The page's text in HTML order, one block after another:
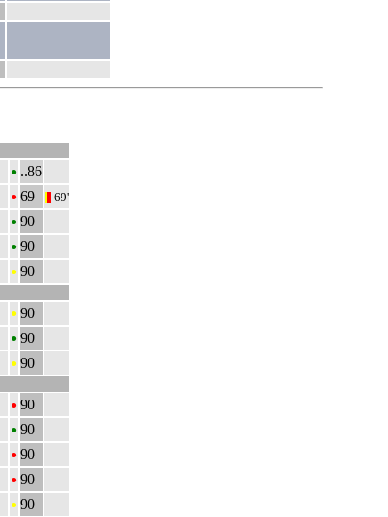
• ..86
• 69 69'
• 90
• 90
• 90
• 90
• 90
• 90
• 90
• 90
• 90
• 90
• 90